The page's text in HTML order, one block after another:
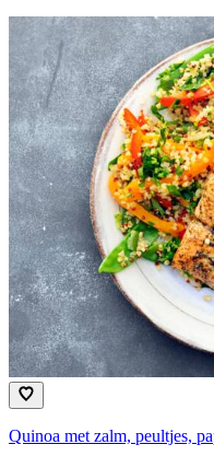
Quinoa met zalm, peultjes,